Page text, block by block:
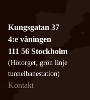
Kungsgatan 37
4:e våningen
111 56 Stockholm
(Hötorget, grön linje
tunnelbanestation)
Kontakt